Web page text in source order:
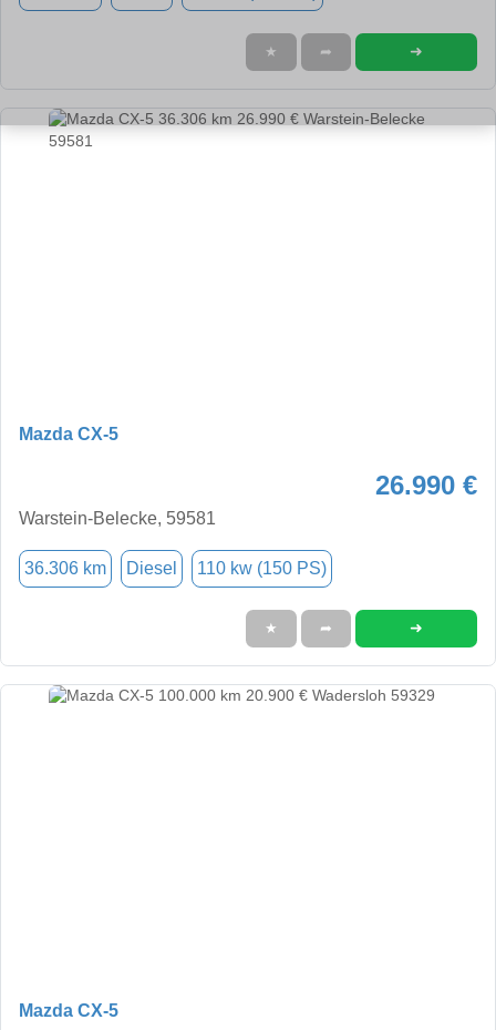
★ ➦ ➜
Mazda CX-5
26.990 €
Warstein-Belecke, 59581
36.306 km Diesel 110 kw (150 PS)
★ ➦ ➜
Mazda CX-5